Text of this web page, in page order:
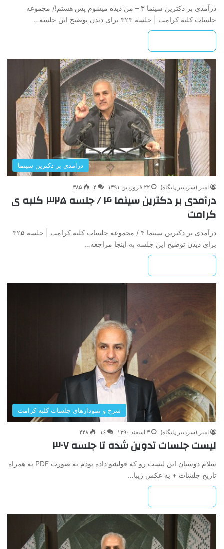
درآمدی بر دکترین سینما ۳ – من دیده میشوم پس هستم!/ مجموعه
جلسات کلبه کرامت | جلسه ۳۲۳ برای دیدن توضیح این جلسه…
درآمدی بر دکترین سینما
امیر (سردبیر پایگاه) ۲۲ فروردین ۱۳۹۱ ۴ ۳۸۵
درآمدی بر دکترین سینما ۴ / جلسه ۳۲۵ کلبه ی
کرامت
درآمدی بر دکترین سینما ۴ / مجموعه جلسات کلبه کرامت | جلسه ۳۲۵
برای دیدن توضیح این جلسه به اینجا مراجعه…
شرح و نمودارهای جلسات کلبه کرامت
امیر (سردبیر پایگاه) ۳ اسفند ۱۳۹۰ ۱۶ ۴۴۸
لیست جلسات تدوین شده تا جلسه ۳۰۷
سلام دوستان این لیست رو که قولشو داده بودم به صورت PDF به همراه
تاریخ جلسات + یه عکس زیبا…